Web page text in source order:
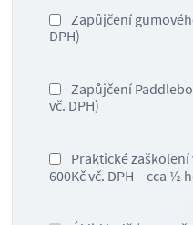
Zapůjčení
DPH)
Zapůjčení
vč. DPH)
Praktické
600Kč vč. DPH – cca ½